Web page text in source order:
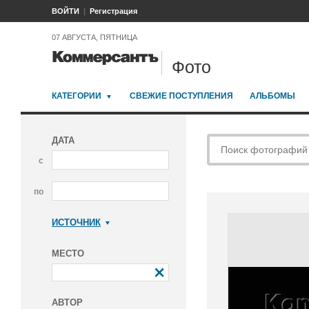
ВОЙТИ Регистрация
07 АВГУСТА, ПЯТНИЦА
Фото
КАТЕГОРИИ СВЕЖИЕ ПОСТУПЛЕНИЯ АЛЬБОМЫ
ДАТА
с
по
ИСТОЧНИК
МЕСТО
АВТОР